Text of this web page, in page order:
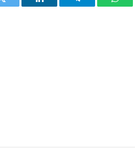
Twitter LinkedIn Telegram